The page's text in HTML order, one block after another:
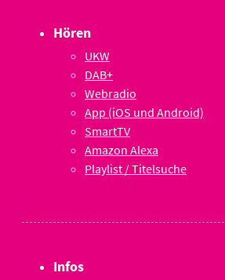
Hören
UKW
DAB+
Webradio
App (iOS und Android)
SmartTV
Amazon Alexa
Playlist / Titelsuche
Infos